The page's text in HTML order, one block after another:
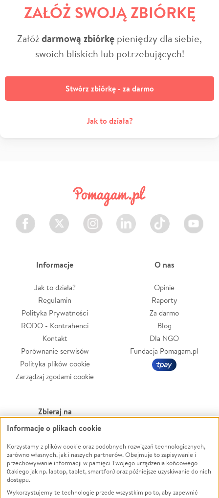
ZAŁÓŻ SWOJĄ ZBIÓRKĘ
Załóżdarmową zbiórkę pieniędzy dla siebie,
swoich bliskich lub potrzebujących!
Stwórz zbiórkę - za darmo
Jak to działa?
Facebook Twitter Instagram LinkedIn TikTok Youtube
Informacje
Jak to działa?
Regulamin
Polityka Prywatności
RODO - Kontrahenci
Kontakt
Porównanie serwisów
Polityka plików cookie
Zarządzaj zgodami cookie
O nas
Opinie
Raporty
Za darmo
Blog
Dla NGO
Fundacja Pomagam.pl
Zbieraj na
Leczenie
Zwierzęta
Pożar
Ukraina
Powódź
Wichura
NGO
Informacje o plikach cookie
Korzystamy z plików cookie oraz podobnych rozwiązań technologicznych,
zarówno własnych, jak i naszych partnerów. Obejmuje to zapisywanie i
przechowywanie informacji w pamięci Twojego urządzenia końcowego
(takiego jak np. laptop, tablet, smartfon) oraz późniejsze uzyskiwanie do nich
dostępu.
Wykorzystujemy te technologie przede wszystkim po to, aby zapewnić